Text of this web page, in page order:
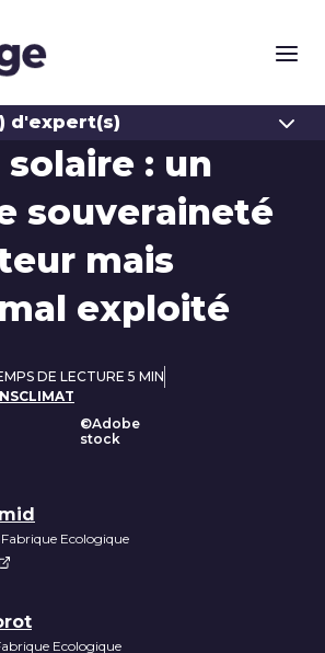
d'expert(s)
: un
souveraineté
mais
exploité
DE LECTURE 5 MIN
CLIMAT
©Adobe
stock
Ecologique
Ecologique